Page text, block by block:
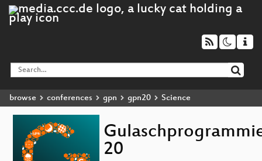
browse conferences gpn gpn20 Science
20